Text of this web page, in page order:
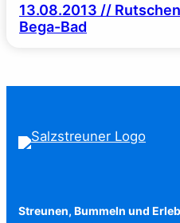
13.08.2013 //
Bega-Bad
Streunen, Bummeln und